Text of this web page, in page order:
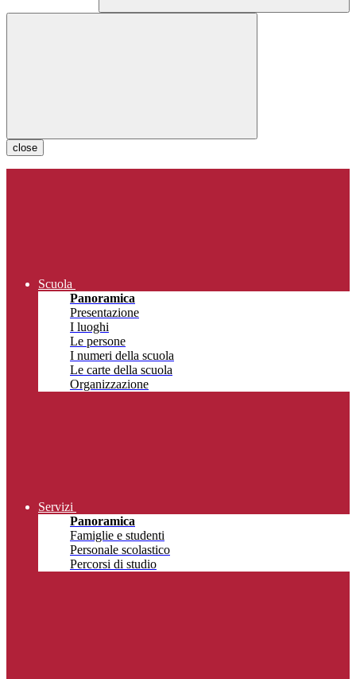
close
Scuola
Panoramica
Presentazione
I luoghi
Le persone
I numeri della scuola
Le carte della scuola
Organizzazione
Servizi
Panoramica
Famiglie e studenti
Personale scolastico
Percorsi di studio